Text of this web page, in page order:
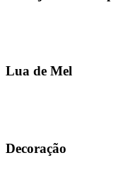
Lua de Mel
Decoração